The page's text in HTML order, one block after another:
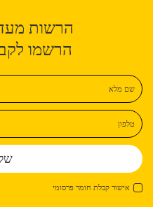
הרשות
הרשמו
שם מלא
טלפון
אישור קבלת חומר פרסומי